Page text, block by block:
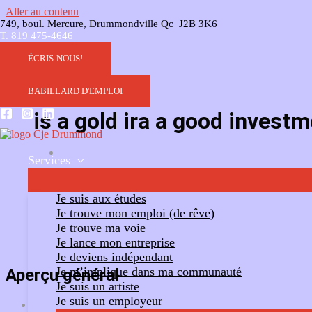
Aller au contenu
749, boul. Mercure, Drummondville Qc J2B 3K6
T. 819 475-4646
ÉCRIS-NOUS!
BABILLARD D'EMPLOI
Services
Je suis aux études
Je trouve mon emploi (de rêve)
Je trouve ma voie
Je lance mon entreprise
Je deviens indépendant
Je m’implique dans ma communauté
Je suis un artiste
Je suis un employeur
is a gold ira a good
Aperçu général